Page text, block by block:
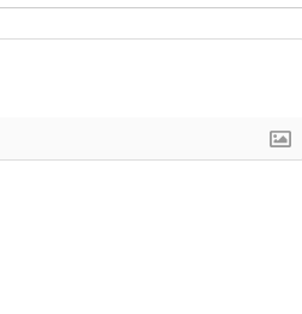
r
à
e
t